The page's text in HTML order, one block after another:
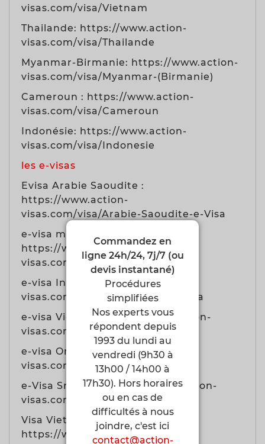
Commandez en
ligne 24h/24, 7j/7 (ou
devis instantané)
Procédures
simplifiées
Nos experts vous
répondent depuis
1993 du lundi au
vendredi (9h30 à
13h00 / 14h00 à
17h30). Hors horaires
ou en cas de
difficultés à nous
joindre, c'est ici
contact@action-
visas.com/visa/Vietnam
Thailande: https://www.action-
visas.com/visa/Thailande
Myanmar-Birmanie: https://www.action-
visas.com/visa/Myanmar-(Birmanie)
Cameroun : https://www.action-
visas.com/visa/Cameroun
Indonésie: https://www.action-
visas.com/visa/Indonesie
les e-visas
Evisa Arabie Saoudite :
https://www.action-
visas.com/visa/Arabie-Saoudite-e-Visa
e-visa myanmar Birmanie
https://www.action-
visas.com/visa/Myanmar-E-VISA
e-visa Inde https://www.action-
visas.com/visa/Inde-E-Tourist-Visa
e-visa Vietnam https://www.action-
visas.com/visa/Vietnam-E-VISA
e-visa Oman https://www.action-
visas.com/visa/Oman-E-VISA
e-Visa Sri Lanka https://www.action-
visas.com/visa/Sri-Lanka-ETA
Visa Vietnam à l'arrivée
https://www.action-